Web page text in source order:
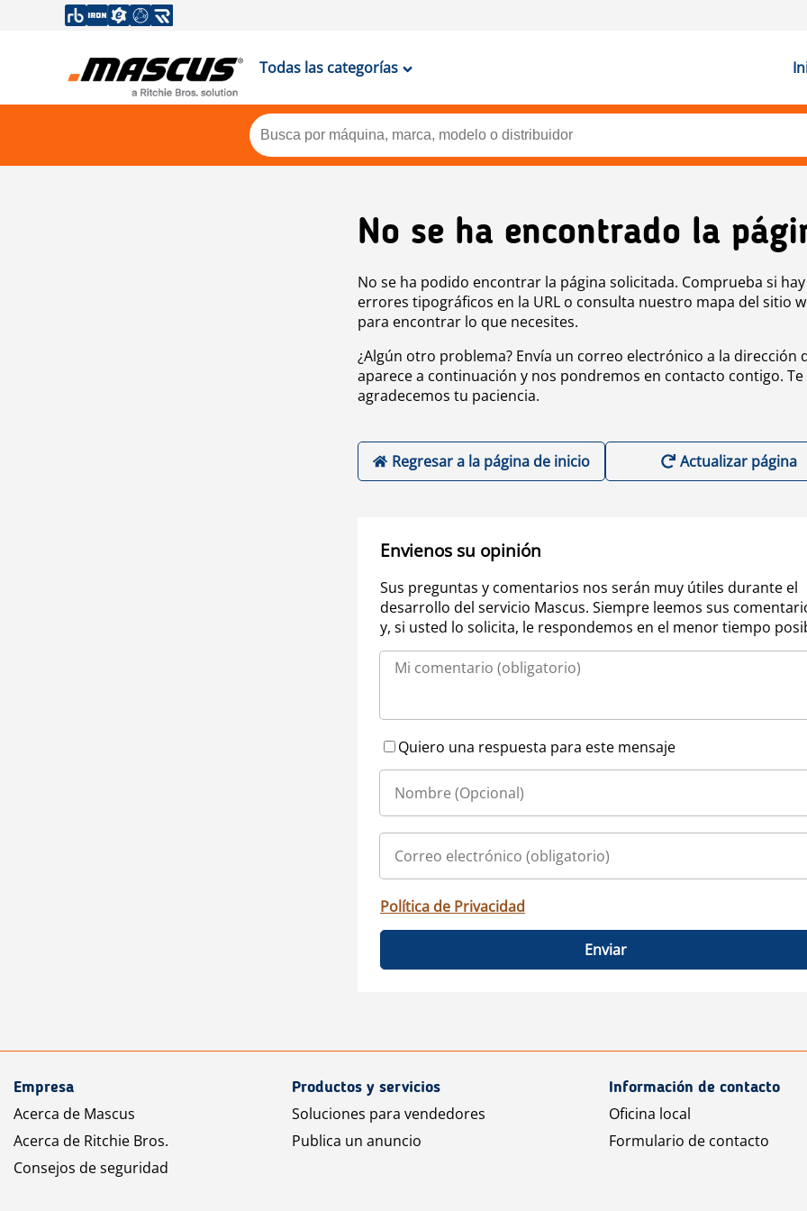
Todas las categorías
No se ha encontrado la
No se ha podido encontrar la página solicitada. Comprueba si hay
errores tipográficos en la URL o consulta nuestro mapa del sitio
para encontrar lo que necesites.
¿Algún otro problema? Envía un correo electrónico a la dirección
aparece a continuación y nos pondremos en contacto contigo. Te
agradecemos tu paciencia.
Regresar a la página de inicio Actualizar página
Envienos su opinión
Sus preguntas y comentarios nos serán muy útiles durante el
desarrollo del servicio Mascus. Siempre leemos sus
y, si usted lo solicita, le respondemos en el menor tiempo
Quiero una respuesta para este mensaje
Política de Privacidad
Enviar
Empresa
Acerca de Mascus
Acerca de Ritchie Bros.
Consejos de seguridad
Productos y servicios
Soluciones para vendedores
Publica un anuncio
Información de contacto
Oficina local
Formulario de contacto